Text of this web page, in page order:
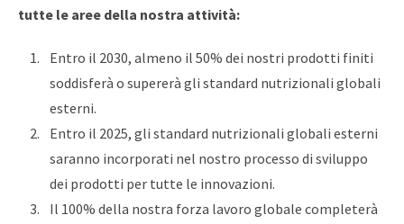
tutte le aree della nostra attività:
Entro il 2030, almeno il 50% dei nostri prodotti finiti
soddisferà o supererà gli standard nutrizionali globali
esterni.
Entro il 2025, gli standard nutrizionali globali esterni
saranno incorporati nel nostro processo di sviluppo
dei prodotti per tutte le innovazioni.
Il 100% della nostra forza lavoro globale completerà